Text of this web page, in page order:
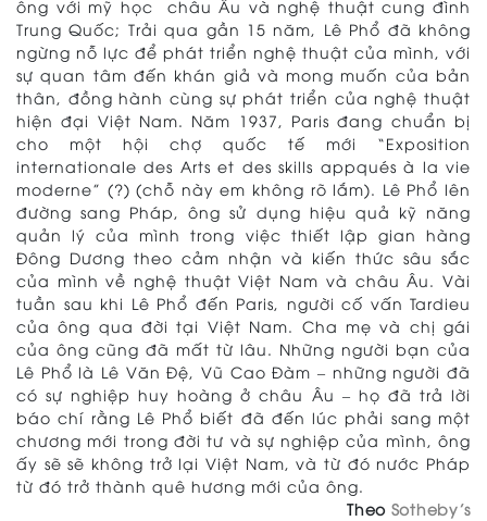
ông với mỹ học châu Âu và nghệ thuật cung đình
Trung Quốc; Trải qua gần 15 năm, Lê Phổ đã không
ngừng nỗ lực để phát triển nghệ thuật của mình, với
sự quan tâm đến khán giả và mong muốn của bản
thân, đồng hành cùng sự phát triển của nghệ thuật
hiện đại Việt Nam. Năm 1937, Paris đang chuẩn bị
cho một hội chợ quốc tế mới “Exposition
internationale des Arts et des skills appqués à la vie
moderne” (?) (chỗ này em không rõ lắm). Lê Phổ lên
đường sang Pháp, ông sử dụng hiệu quả kỹ năng
quản lý của mình trong việc thiết lập gian hàng
Đông Dương theo cảm nhận và kiến ​​thức sâu sắc
của mình về nghệ thuật Việt Nam và châu Âu. Vài
tuần sau khi Lê Phổ đến Paris, người cố vấn Tardieu
của ông qua đời tại Việt Nam. Cha mẹ và chị gái
của ông cũng đã mất từ ​​lâu. Những người bạn của
Lê Phổ là Lê Văn Đệ, Vũ Cao Đàm – những người đã
có sự nghiệp huy hoàng ở châu Âu – họ đã trả lời
báo chí rằng Lê Phổ biết đã đến lúc phải sang một
chương mới trong đời tư và sự nghiệp của mình, ông
ấy sẽ sẽ không trở lại Việt Nam, và từ đó nước Pháp
từ đó trở thành quê hương mới của ông.
Theo Sotheby’s